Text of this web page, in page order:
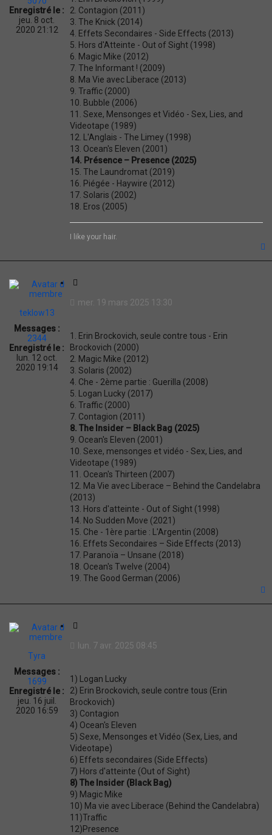
Enregistré le :
jeu. 8 oct.
2020 21:12
i
o
n
2. Contagion (2011)
3. The Knick (2014)
4. Effets Secondaires - Side Effects (2013)
5. Hors d'Atteinte - Out of Sight (1998)
6. Magic Mike (2012)
7. The Informant ! (2009)
8. Ma Vie avec Liberace (2013)
9. Traffic (2000)
10. Bubble (2006)
11. Sexe, Mensonges et Vidéo - Sex, Lies, and
Videotape (1989)
12. L'Anglais - The Limey (1998)
13. Ocean's Eleven (2001)
14. Présence – Presence (2025)
15. The Laundromat (2019)
16. Piégée - Haywire (2012)
17. Solaris (2002)
18. Eros (2005)
I like your hair.
teklow13
Messages :
2344
Enregistré le :
lun. 12 oct.
2020 19:14
t
t
o
n
mer. 19 mars 2025 13:30
1. Erin Brockovich, seule contre tous - Erin
Brockovich (2000)
2. Magic Mike (2012)
3. Solaris (2002)
4. Che - 2ème partie : Guerilla (2008)
5. Logan Lucky (2017)
6. Traffic (2000)
7. Contagion (2011)
8. The Insider – Black Bag (2025)
9. Ocean's Eleven (2001)
10. Sexe, mensonges et vidéo - Sex, Lies, and
Videotape (1989)
11. Ocean's Thirteen (2007)
12. Ma Vie avec Liberace – Behind the Candelabra
(2013)
13. Hors d'atteinte - Out of Sight (1998)
14. No Sudden Move (2021)
15. Che - 1ère partie : L'Argentin (2008)
16. Effets Secondaires – Side Effects (2013)
17. Paranoïa – Unsane (2018)
18. Ocean's Twelve (2004)
19. The Good German (2006)
Tyra
Messages :
1699
Enregistré le :
jeu. 16 juil.
2020 16:59
t
t
i
n
lun. 7 avr. 2025 08:45
1) Logan Lucky
2) Erin Brockovich, seule contre tous (Erin
Brockovich)
3) Contagion
4) Ocean's Eleven
5) Sexe, Mensonges et Vidéo (Sex, Lies, and
Videotape)
6) Effets secondaires (Side Effects)
7) Hors d'atteinte (Out of Sight)
8) The Insider (Black Bag)
9) Magic Mike
10) Ma vie avec Liberace (Behind the Candelabra)
11)Traffic
12)Presence